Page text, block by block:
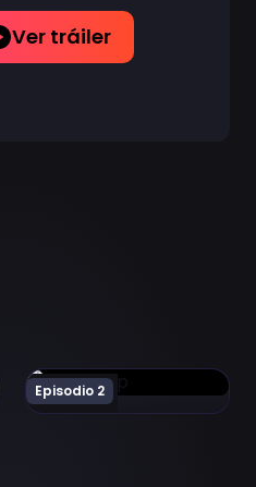
Ver tráiler
Episodio 2
Ver Da Capo If Episodio 2